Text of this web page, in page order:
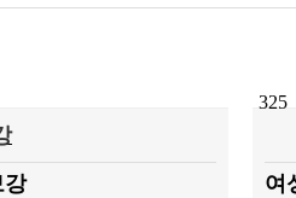
강
325
여